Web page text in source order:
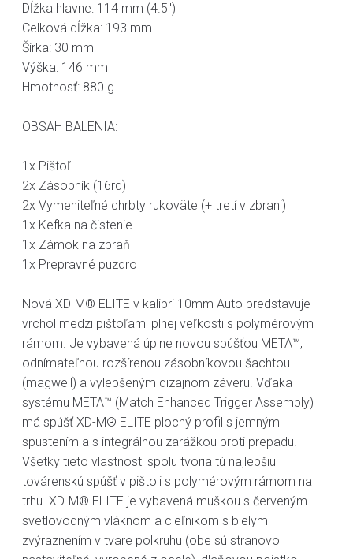
Dĺžka hlavne: 114 mm (4.5")
Celková dĺžka: 193 mm
Šírka: 30 mm
Výška: 146 mm
Hmotnosť: 880 g
OBSAH BALENIA:
1x Pištoľ
2x Zásobník (16rd)
2x Vymeniteľné chrbty rukoväte (+ tretí v zbrani)
1x Kefka na čistenie
1x Zámok na zbraň
1x Prepravné puzdro
Nová XD-M® ELITE v kalibri 10mm Auto predstavuje
vrchol medzi pištoľami plnej veľkosti s polymérovým
rámom. Je vybavená úplne novou spúšťou META™,
odnímateľnou rozšírenou zásobníkovou šachtou
(magwell) a vylepšeným dizajnom záveru. Vďaka
systému META™ (Match Enhanced Trigger Assembly)
má spúšť XD-M® ELITE plochý profil s jemným
spustením a s integrálnou zarážkou proti prepadu.
Všetky tieto vlastnosti spolu tvoria tú najlepšiu
továrenskú spúšť v pištoli s polymérovým rámom na
trhu. XD-M® ELITE je vybavená muškou s červeným
svetlovodným vláknom a cieľnikom s bielym
zvýraznením v tvare polkruhu (obe sú stranovo